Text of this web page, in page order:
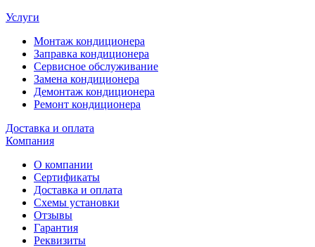
Услуги
Монтаж кондиционера
Заправка кондиционера
Сервисное обслуживание
Замена кондиционера
Демонтаж кондиционера
Ремонт кондиционера
Доставка и оплата
Компания
О компании
Сертификаты
Доставка и оплата
Схемы установки
Отзывы
Гарантия
Реквизиты